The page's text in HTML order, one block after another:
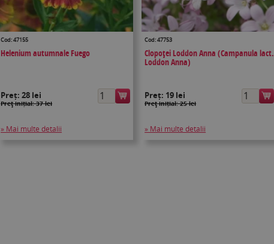
Cod: 47155
Helenium autumnale Fuego
Preț:28 lei
Preţ inițial: 37 lei
» Mai multe detalii
Cod: 47753
Clopoţei Loddon Anna (Campanula lact.
Loddon Anna)
Preț: 19 lei
Preţ inițial: 25 lei
» Mai multe detalii